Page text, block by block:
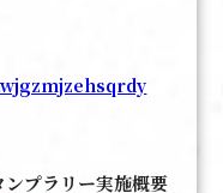
ンプラリー実施概要